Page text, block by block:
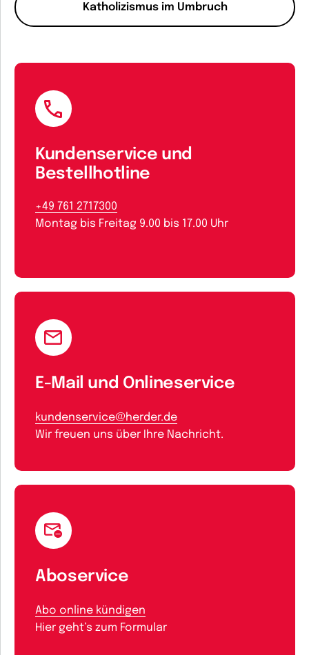
Katholizismus im Umbruch
Kundenservice und
Bestellhotline
+49 761 2717300
Montag bis Freitag 9.00 bis 17.00 Uhr
E-Mail und Onlineservice
kundenservice@herder.de
Wir freuen uns über Ihre Nachricht.
Aboservice
Abo online kündigen
Hier geht’s zum Formular